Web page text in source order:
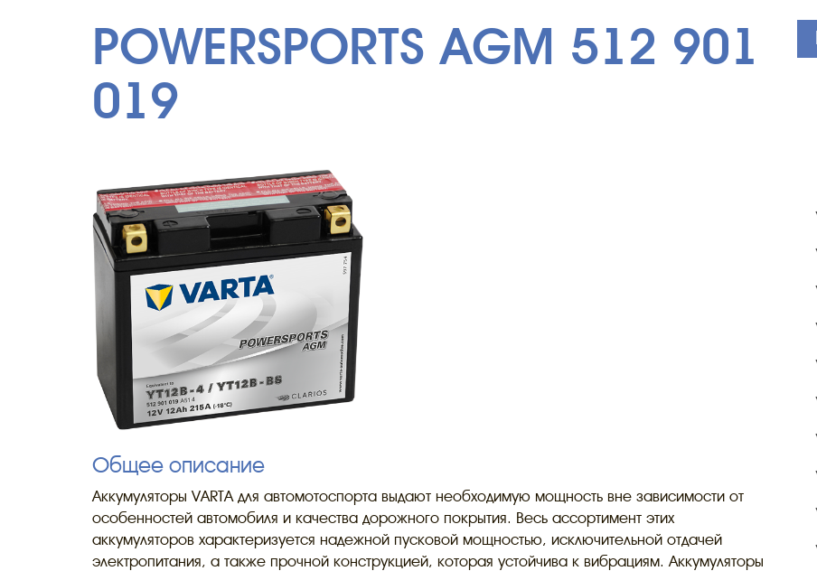
POWERSPORTS AGM 512 901
019
Общее описание
Аккумуляторы VARTA для автомотоспорта выдают необходимую мощность вне зависимости от
особенностей автомобиля и качества дорожного покрытия. Весь ассортимент этих
аккумуляторов характеризуется надежной пусковой мощностью, исключительной отдачей
электропитания, а также прочной конструкцией, которая устойчива к вибрациям. Аккумуляторы